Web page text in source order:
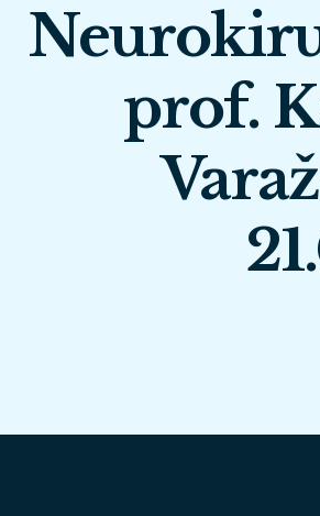
prof.